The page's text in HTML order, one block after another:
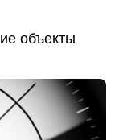
объекты